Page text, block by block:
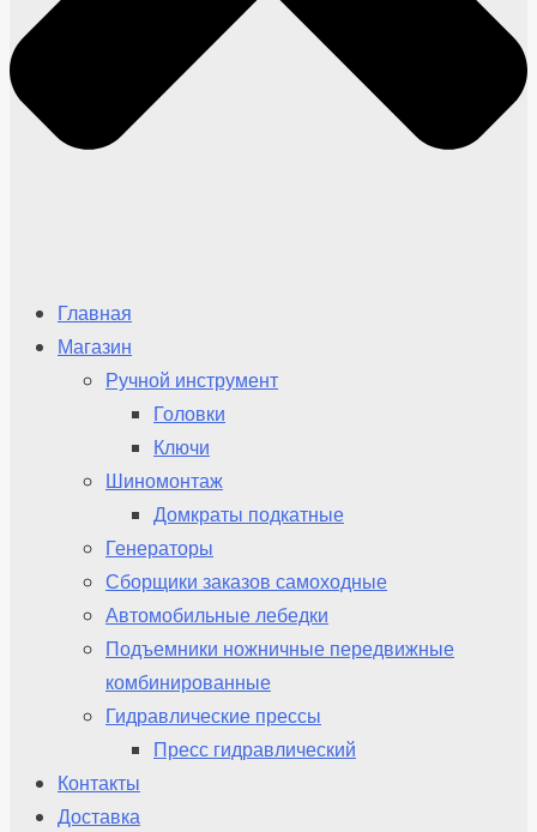
Главная
Магазин
Ручной инструмент
Головки
Ключи
Шиномонтаж
Домкраты подкатные
Генераторы
Сборщики заказов самоходные
Автомобильные лебедки
Подъемники ножничные передвижные
комбинированные
Гидравлические прессы
Пресс гидравлический
Контакты
Доставка